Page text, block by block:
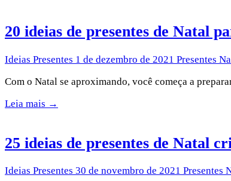
20 ideias de presentes de Natal
Ideias Presentes 1 de dezembro de 2021 Presentes
Com o Natal se aproximando, você começa a
Leia mais →
25 ideias de presentes de Natal
Ideias Presentes 30 de novembro de 2021 Presentes